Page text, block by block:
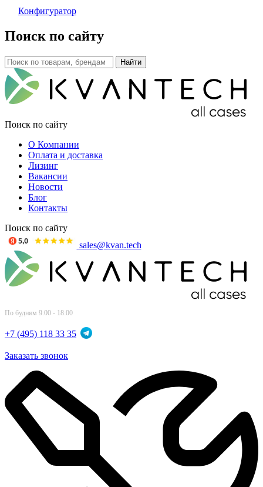
Конфигуратор
Поиск по сайту
Поиск по сайту
О Компании
Оплата и доставка
Лизинг
Вакансии
Новости
Блог
Контакты
Поиск по сайту
sales@kvan.tech
По будням 9:00 - 18:00
+7 (495) 118 33 35
Заказать звонок